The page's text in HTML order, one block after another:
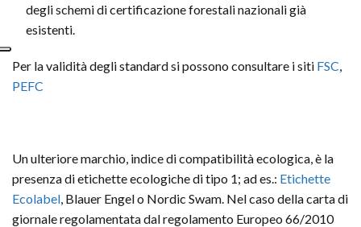
degli schemi di certificazione forestali nazionali già
esistenti.
Per la validità degli standard si possono consultare i siti FSC
PEFC
Un ulteriore marchio, indice di compatibilità ecologica, è la
presenza di etichette ecologiche di tipo 1; ad es.: Etichette
Ecolabel , Blauer Engel o Nordic Swam. Nel caso della carta di
giornale regolamentata dal regolamento Europeo 66/2010